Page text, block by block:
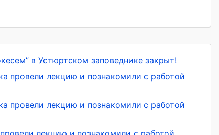
в Устюртском заповеднике закрыт!
провели лекцию и познакомили с работой
провели лекцию и познакомили с работой